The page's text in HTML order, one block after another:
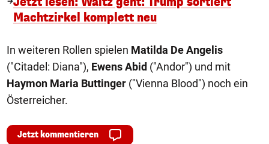
Machtzirkel komplett neu
In weiteren Rollen spielen Matilda De Angelis
("Citadel: Diana"), Ewens Abid ("Andor") und mit
Haymon Maria Buttinger ("Vienna Blood") noch ein
Österreicher.
Jetzt kommentieren